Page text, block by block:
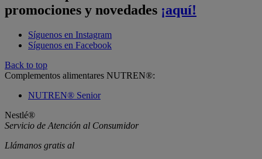
promociones y novedades ¡aquí!
Síguenos en Instagram
Síguenos en Facebook
Back to top
Complementos alimentares NUTREN®:
NUTREN® Senior
Nestlé®
Servicio de Atención al Consumidor
Llámanos gratis al